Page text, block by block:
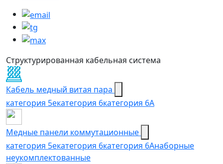
Структурированная кабельная система
Кабель медный витая пара
категория 5eкатегория 6категория 6А
Медные панели коммутационные
категория 5екатегория 6категория 6Aнаборные
неукомплектованные